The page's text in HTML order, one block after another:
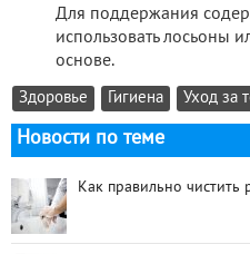
Для поддержания
использовать лосьоны
основе.
Здоровье Гигиена Уход за
Новости по теме
Как правильно чистить